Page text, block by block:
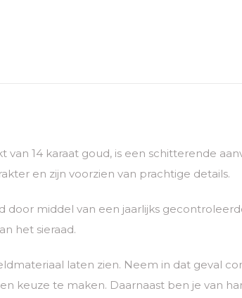
van 14 karaat goud, is een schitterende
en zijn voorzien van prachtige details.
middel van een jaarlijks
het sieraad.
laten zien. Neem in dat geval
keuze te maken. Daarnaast ben je van